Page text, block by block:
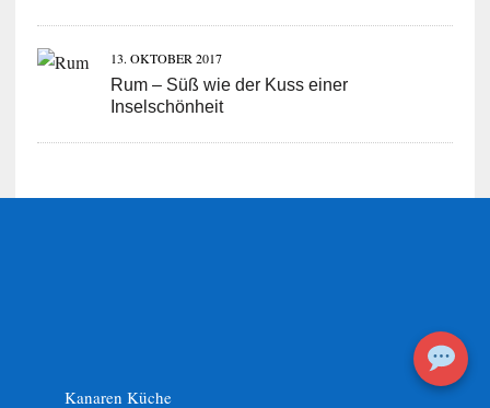
13. OKTOBER 2017
Rum – Süß wie der Kuss einer
Inselschönheit
Kanaren Küche